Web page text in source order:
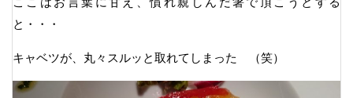
と・・・
キャベツが、丸々スルッと取れてしまった （笑）